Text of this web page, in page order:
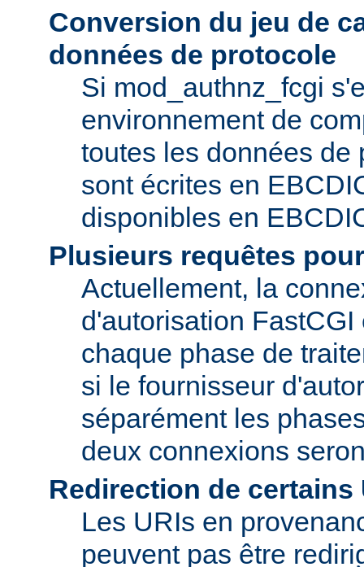
Conversion du jeu de
données de protocole
Si mod_authnz_fcgi
environnement de
toutes les données de
sont écrites en
disponibles en
Plusieurs requêtes
Actuellement, la
d'autorisation
chaque phase de
si le fournisseur
séparément les
deux connexions
Redirection de certains
Les URIs en
peuvent pas être